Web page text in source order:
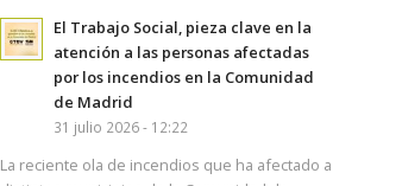
El Trabajo Social, pieza clave en la
atención a las personas afectadas
por los incendios en la Comunidad
de Madrid
31 julio 2026 - 12:22
La reciente ola de incendios que ha afectado a